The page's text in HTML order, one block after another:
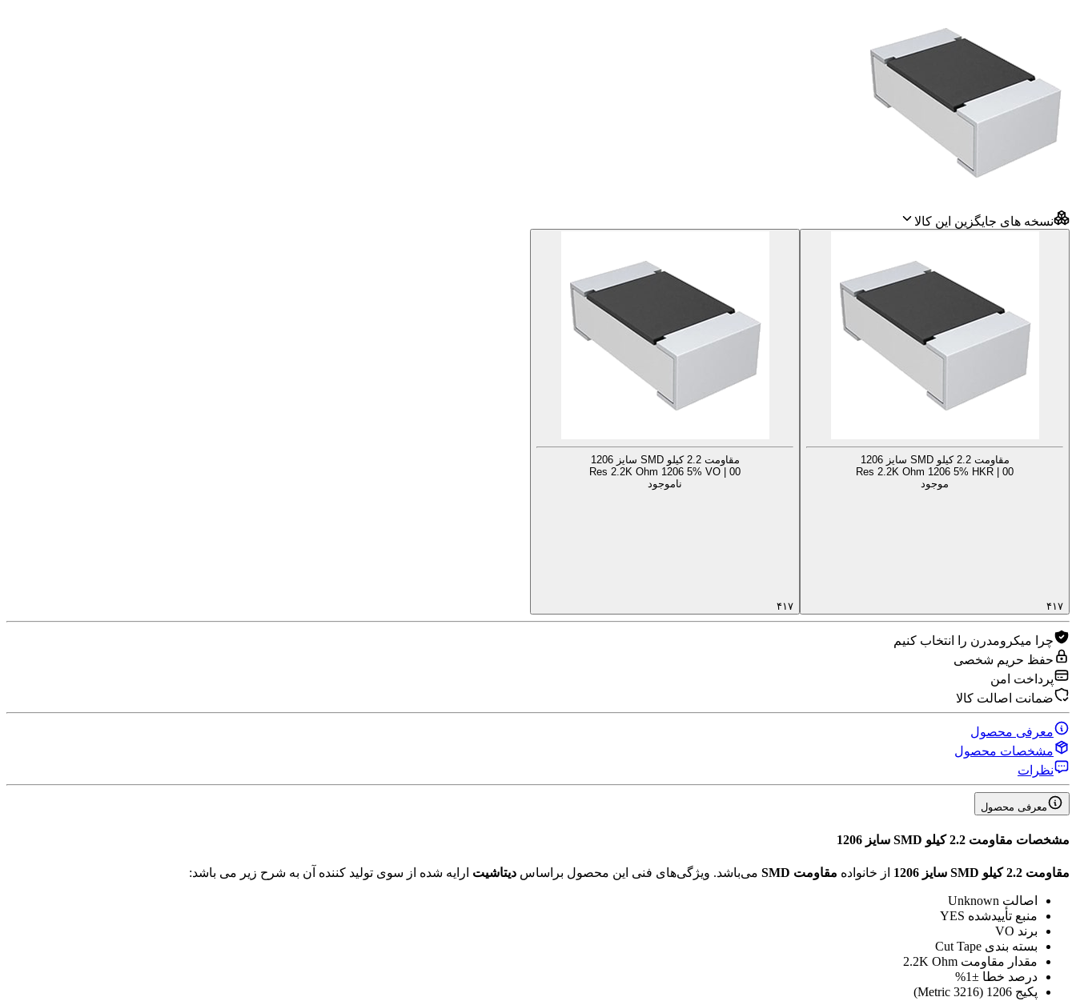
نسخه های جایگزین این کالا
مقاومت 2.2 کیلو SMD سایز 1206
Res 2.2K Ohm 1206 5% HKR | 00
موجود
۴۱۷
مقاومت 2.2 کیلو SMD سایز 1206
Res 2.2K Ohm 1206 5% VO | 00
ناموجود
۴۱۷
چرا میکرومدرن را انتخاب کنیم
حفظ حریم شخصی
پرداخت امن
ضمانت اصالت کالا
معرفی محصول
مشخصات محصول
نظرات
معرفی محصول
مشخصات مقاومت 2.2 کیلو SMD سایز 1206
مقاومت 2.2 کیلو SMD سایز 1206 از خانواده مقاومت SMD می‌باشد. ویژگی‌های فنی این محصول براساس دیتاشیت ارایه شده از سوی تولید کننده آن به شرح زیر می باشد:
اصالت Unknown
منبع تأیید‌شده YES
برند VO
بسته بندی Cut Tape
مقدار مقاومت 2.2K Ohm
درصد خطا ±1%
پکیج 1206 (3216 Metric)